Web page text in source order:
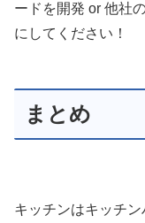
ードを開発 or 他社
にしてください！
まとめ
キッチンはキッチン